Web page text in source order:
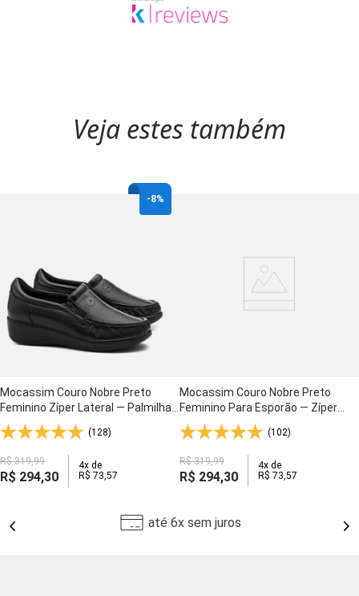
Veja estes também
-8%
Mocassim Couro Nobre Preto
Feminino Zíper Lateral — Palmilha
Anti-Impacto e Solado Gel Flexível -
200
(128)
R$ 319,99
R$ 294,30
4x de
R$ 73 57
Mocassim Couro Nobre Preto
Feminino Para Esporão — Zíper
Lateral e Palmilha Anatômica - 200
(102)
R$ 319,99
R$ 294,30
4x de
R$ 73 57
até 6x sem juros